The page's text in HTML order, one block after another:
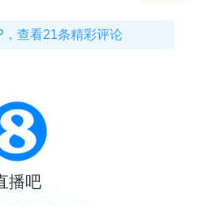
查看21条精彩评论
播吧